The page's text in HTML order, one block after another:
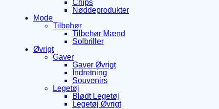
Chips
Nøddeprodukter
Mode
Tilbehør
Tilbehør Mænd
Solbriller
Øvrigt
Gaver
Gaver Øvrigt
Indretning
Souvenirs
Legetøj
Blødt Legetøj
Legetøj Øvrigt